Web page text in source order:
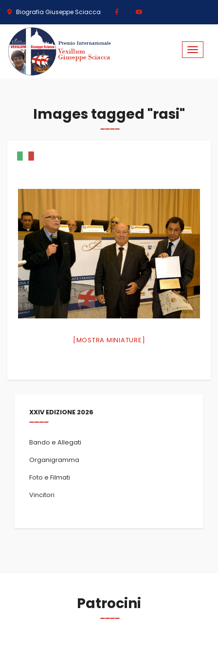
Biografia Giuseppe Sciacca
Toggle
Images tagged "rasi"
[MOSTRA MINIATURE]
XXIV EDIZIONE 2026
Bando e Allegati
Organigramma
Foto e Filmati
Vincitori
Patrocini